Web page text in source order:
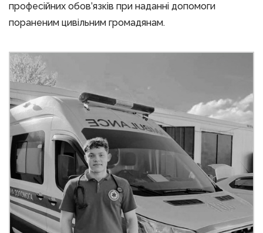
професійних обов’язків при наданні допомоги
пораненим цивільним громадянам.